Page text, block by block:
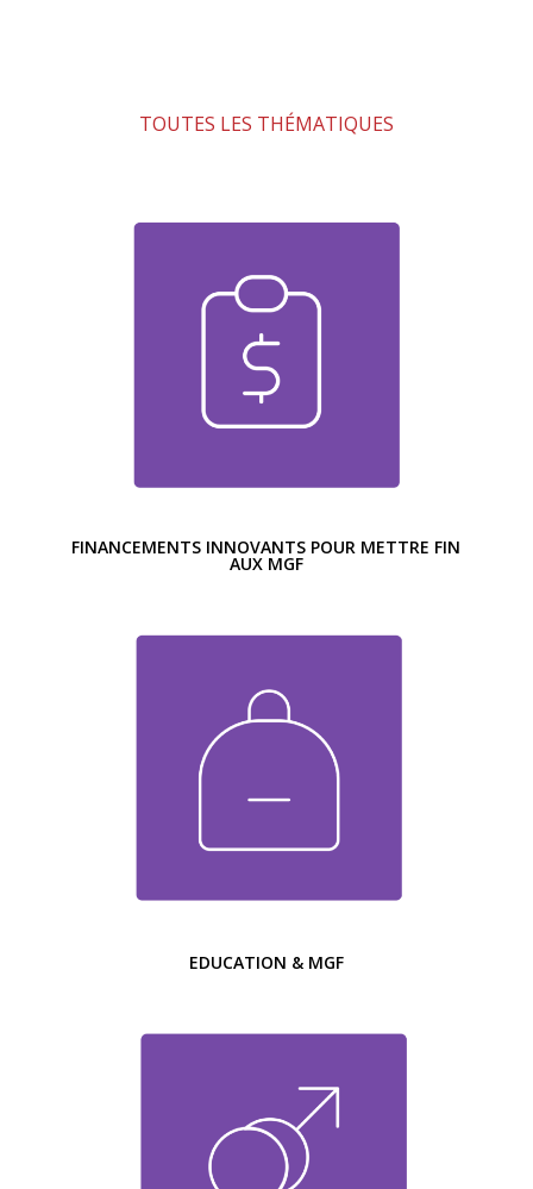
TOUTES LES THÉMATIQUES
FINANCEMENTS INNOVANTS POUR METTRE FIN
AUX MGF
EDUCATION & MGF